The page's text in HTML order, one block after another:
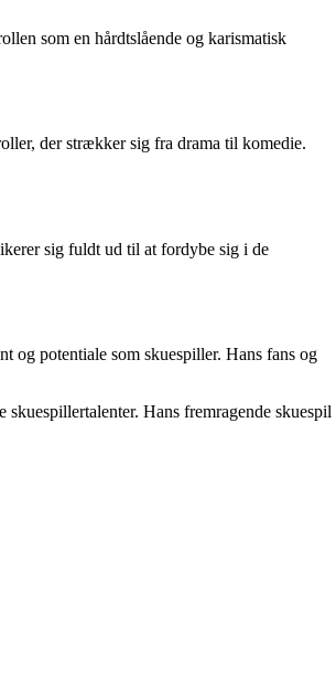
som en hårdtslående og karismatisk
der strækker sig fra drama til komedie.
sig fuldt ud til at fordybe sig i de
og potentiale som skuespiller. Hans fans og
Hans fremragende skuespil